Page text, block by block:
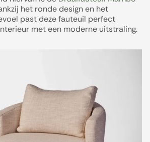
het ronde design en het
past deze fauteuil perfect
met een moderne uitstraling.